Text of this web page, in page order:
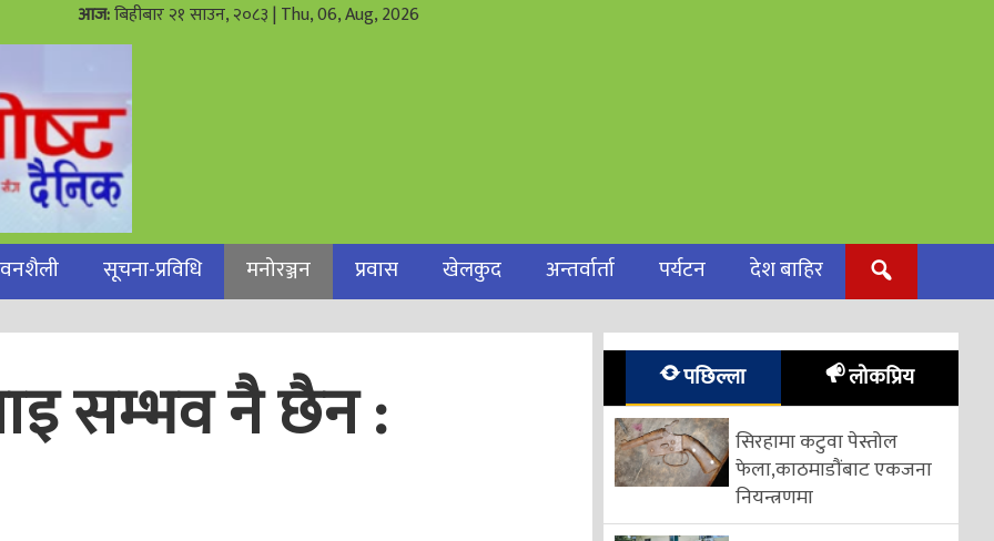
आज:बिहीबार २१ साउन, २०८३| Thu, 06, Aug, 2026
सूचना-प्रविधि मनोरञ्जन प्रवास खेलकुद अन्तर्वार्ता पर्यटन देश बाहिर
सम्भव नै छैन : पछिल्ला लोकप्रिय
सिरहामा कटुवा पेस्तोल
फेला,काठमाडौंबाट एकजना
नियन्त्रणमा